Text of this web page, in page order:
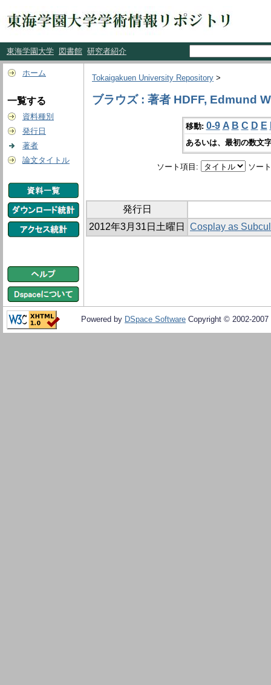
東海学園大学 図書館 研究者紹介
ホーム
一覧する
資料種別
発行日
著者
論文タイトル
Tokaigakuen University Repository >
ブラウズ : 著者 HDFF, Edmund
移動: 0-9 A B C D E
あるいは、最初の数文
ソート項目: ソー
発行日
2012年3月31日土曜日
Cosplay as
Powered by DSpace Software Copyright © 2002-2007